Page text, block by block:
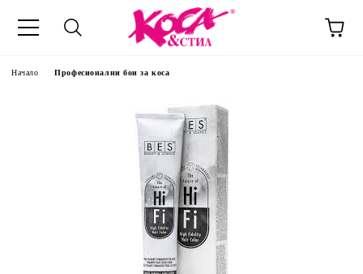
Начало Професионални бои за коса